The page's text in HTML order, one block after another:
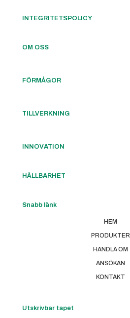
INTEGRITETSPOLICY
OM OSS
FÖRMÅGOR
TILLVERKNING
INNOVATION
HÅLLBARHET
Snabb länk
HEM
PRODUKTER
HANDLA OM
ANSÖKAN
KONTAKT
Utskrivbar tapet